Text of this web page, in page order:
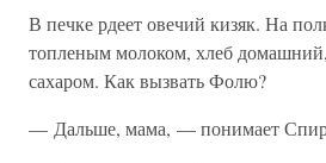
В печке рдеет овечий кизяк. На
топленым молоком, хлеб
сахаром. Как вызвать Фолю?
— Дальше, мама, — понимает